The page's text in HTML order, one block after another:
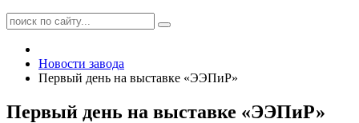
Новости завода
Первый день на выставке «ЭЭПиР»
Первый день на выставке «ЭЭПиР»